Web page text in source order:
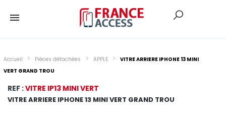
Accueil Pièces détachées APPLE
VITRE ARRIERE IPHONE 13 MINI
VERT GRAND TROU
REF :VITRE IP13 MINI VERT
VITRE ARRIERE IPHONE 13 MINI VERT GRAND TROU